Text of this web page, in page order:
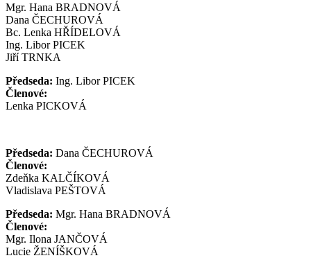
Mgr. Hana BRADNOVÁ
Dana ČECHUROVÁ
Bc. Lenka HŘÍDELOVÁ
Ing. Libor PICEK
Jiří TRNKA
Předseda: Ing. Libor PICEK
Členové:
Lenka PICKOVÁ
Předseda: Dana ČECHUROVÁ
Členové:
Zdeňka KALČÍKOVÁ
Vladislava PEŠTOVÁ
Předseda: Mgr. Hana BRADNOVÁ
Členové:
Mgr. Ilona JANČOVÁ
Lucie ŽENÍŠKOVÁ